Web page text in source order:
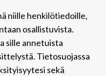
niille henkilötiedoille,
osallistuvista.
sille annetuista
Tietosuojassa
sekä